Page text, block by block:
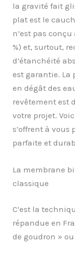
la gravité fait
plat est le
n’est pas
%) et, surtout,
d’étanchéité
est garantie. La
en dégât des
revêtement est
votre projet.
s’offrent à
parfaite et
La membrane
classique
C’est la
répandue en
de goudron »